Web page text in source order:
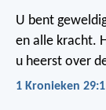
U bent
en alle kracht.
u heerst over
1 Kronieken